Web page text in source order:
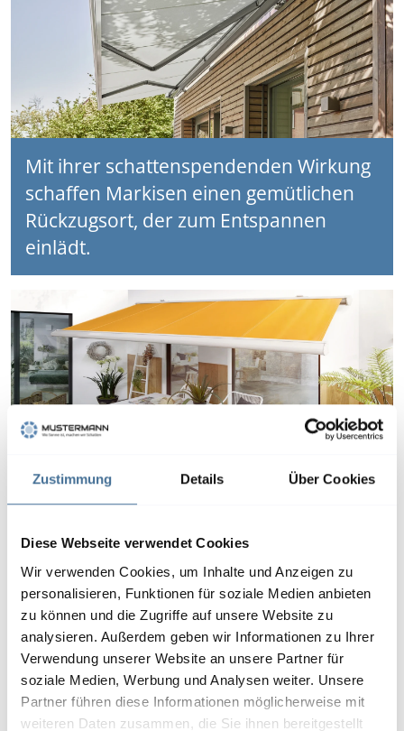
Zustimmung Details Über Cookies
Diese Webseite verwendet Cookies
Wir verwenden Cookies, um Inhalte und Anzeigen zu
personalisieren, Funktionen für soziale Medien anbieten
zu können und die Zugriffe auf unsere Website zu
analysieren. Außerdem geben wir Informationen zu Ihrer
Verwendung unserer Website an unsere Partner für
soziale Medien, Werbung und Analysen weiter. Unsere
Partner führen diese Informationen möglicherweise mit
weiteren Daten zusammen, die Sie ihnen bereitgestellt
Mit ihrer schattenspendenden Wirkung
schaffen Markisen einen gemütlichen
Rückzugsort, der zum Entspannen
einlädt.